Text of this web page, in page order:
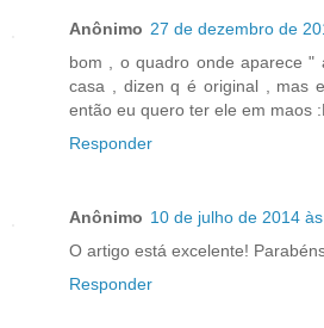
Anônimo 27 de dezembro de
bom , o quadro onde aparece "
casa , dizen q é original , mas
então eu quero ter ele em maos
Responder
Anônimo 10 de julho de 2014
O artigo está excelente!
Responder